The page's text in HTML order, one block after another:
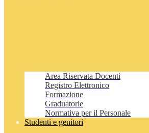
Area Riservata Docenti
Registro Elettronico
Formazione
Graduatorie
Normativa per il Personale
Studenti e genitori